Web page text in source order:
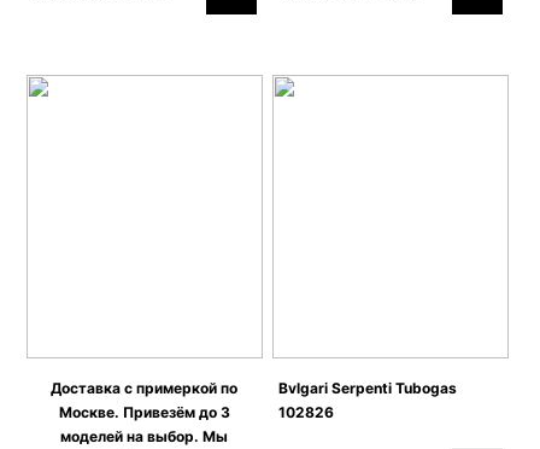
Доставка с примеркой по
Москве. Привезём до 3
моделей на выбор. Мы
Bvlgari Serpenti Tubogas
102826